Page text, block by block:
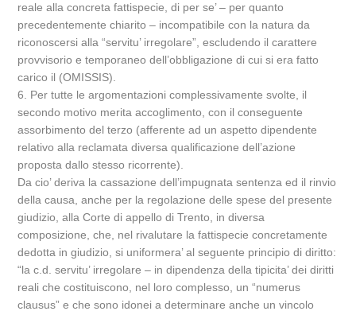
reale alla concreta fattispecie, di per se’ – per quanto
precedentemente chiarito – incompatibile con la natura da
riconoscersi alla “servitu’ irregolare”, escludendo il carattere
provvisorio e temporaneo dell’obbligazione di cui si era fatto
carico il (OMISSIS).
6. Per tutte le argomentazioni complessivamente svolte, il
secondo motivo merita accoglimento, con il conseguente
assorbimento del terzo (afferente ad un aspetto dipendente
relativo alla reclamata diversa qualificazione dell’azione
proposta dallo stesso ricorrente).
Da cio’ deriva la cassazione dell’impugnata sentenza ed il rinvio
della causa, anche per la regolazione delle spese del presente
giudizio, alla Corte di appello di Trento, in diversa
composizione, che, nel rivalutare la fattispecie concretamente
dedotta in giudizio, si uniformera’ al seguente principio di diritto:
“la c.d. servitu’ irregolare – in dipendenza della tipicita’ dei diritti
reali che costituiscono, nel loro complesso, un “numerus
clausus” e che sono idonei a determinare anche un vincolo